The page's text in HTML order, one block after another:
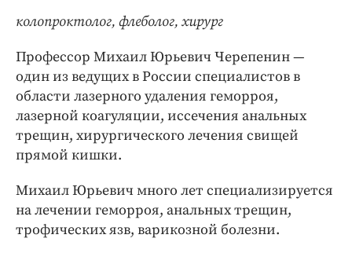
колопроктолог, флеболог, хирург
Профессор Михаил Юрьевич Черепенин —
один из ведущих вРоссии специалистов в
области лазерного удаления геморроя,
лазерной коагуляции, иссечения анальных
трещин, хирургического лечения свищей
прямой кишки.
Михаил Юрьевич много лет специализируется
на лечении геморроя, анальных трещин,
трофических язв, варикозной болезни.